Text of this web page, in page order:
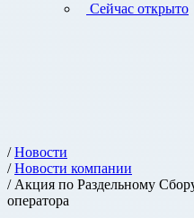
Сейчас открыто
/Новости
/Новости компании
/ Акция по Раздельному
оператора